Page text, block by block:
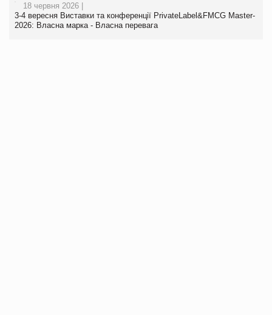
18 червня 2026 |
3-4 вересня Виставки та конференції PrivateLabel&FMCG Master-
2026: Власна марка - Власна перевага